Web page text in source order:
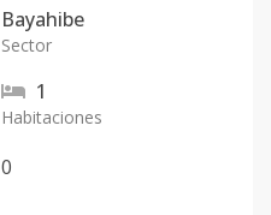
Bayahibe
Sector
1
Habitaciones
0